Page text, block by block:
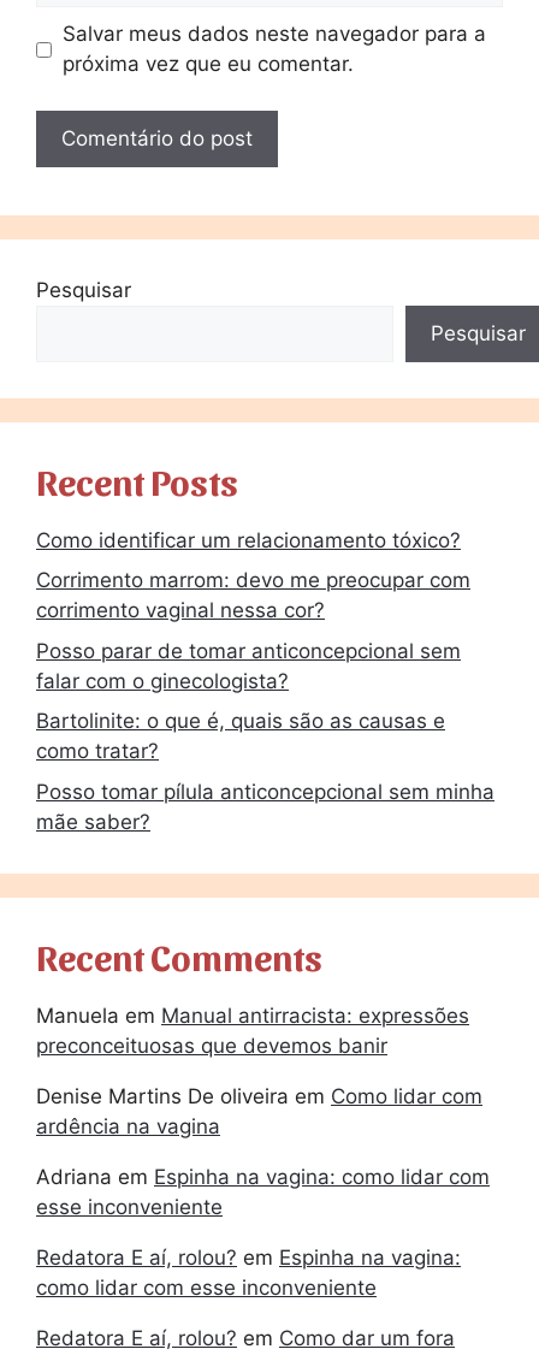
Salvar meus dados neste navegador para a
próxima vez que eu comentar.
Pesquisar
Pesquisar
Recent Posts
Como identificar um relacionamento tóxico?
Corrimento marrom: devo me preocupar com
corrimento vaginal nessa cor?
Posso parar de tomar anticoncepcional sem
falar com o ginecologista?
Bartolinite: o que é, quais são as causas e
como tratar?
Posso tomar pílula anticoncepcional sem minha
mãe saber?
Recent Comments
Manuela em Manual antirracista: expressões
preconceituosas que devemos banir
Denise Martins De oliveira em Como lidar com
ardência na vagina
Adriana em Espinha na vagina: como lidar com
esse inconveniente
Redatora E aí, rolou? em Espinha na vagina:
como lidar com esse inconveniente
Redatora E aí, rolou? em Como dar um fora